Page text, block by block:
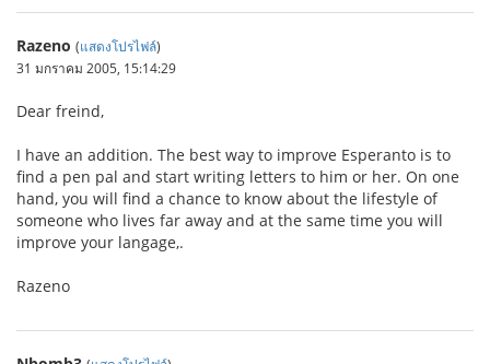
Razeno (แสดงโปรไฟล์)
31 มกราคม 2005, 15:14:29
Dear freind,
I have an addition. The best way to improve Esperanto is to
find a pen pal and start writing letters to him or her. On one
hand, you will find a chance to know about the lifestyle of
someone who lives far away and at the same time you will
improve your langage,.
Razeno